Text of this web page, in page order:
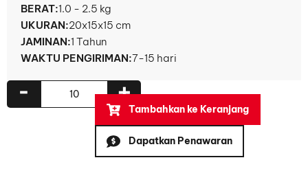
BERAT:1.0 - 2.5 kg
UKURAN:20x15x15 cm
JAMINAN:1 Tahun
WAKTU PENGIRIMAN:7-15 hari
+
-
Tambahkan ke Keranjang
Dapatkan Penawaran